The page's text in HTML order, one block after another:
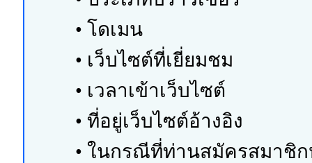
• โดเมน
• เว็บไซต์ที่เยี่ยมชม
• เวลาเข้าเว็บไซต์
• ที่อยู่เว็บไซต์อ้างอิง
• ในกรณีที่ท่านสมัครสมาชิก